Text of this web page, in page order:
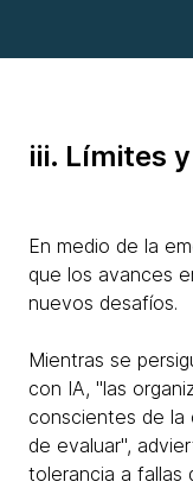
iii. Límites
En medio de la
que los avances
nuevos desafíos.
Mientras se
con IA, "las
conscientes de la
de evaluar",
tolerancia a fallas